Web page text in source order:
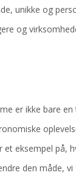
unikke og
og
er ikke bare en
et eksempel på,
den måde,